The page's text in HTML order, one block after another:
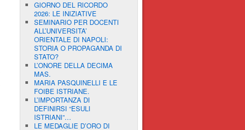
GIORNO DEL RICORDO
2026: LE INIZIATIVE
SEMINARIO PER DOCENTI
ALL’UNIVERSITA’
ORIENTALE DI NAPOLI:
STORIA O PROPAGANDA DI
STATO?
L’ONORE DELLA DECIMA
MAS.
MARIA PASQUINELLI E LE
FOIBE ISTRIANE.
L’IMPORTANZA DI
DEFINIRSI “ESULI
ISTRIANI”…
LE MEDAGLIE D’ORO DI